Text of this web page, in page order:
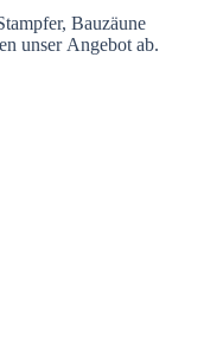
Bauzäune
unser Angebot ab.